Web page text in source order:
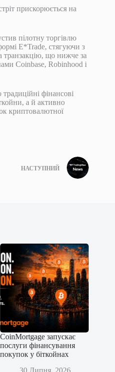
прискорюється на
пілотну торгівлю
E*Trade, стягуючи з
транзакцію, що нижче за
Coinbase, Robinhood і
фінансові
а й активно
криптовалютної
НАСТУПНИЙ
CoinMortgage запускає
послуги фінансування
покупок у біткойнах
30 Липня, 2026